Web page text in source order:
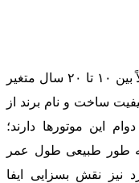
عمر موتورهای آسانسور هیدرولیک معمولاً بین ۱۰ تا ۲۰ سال متغیر
ساخت و نام برند از
این موتورها دارند؛
به طور طبیعی طول عمر
نیز نقش بسزایی ایفا